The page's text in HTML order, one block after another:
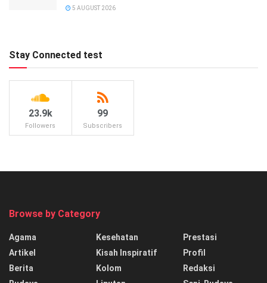
5 AUGUST 2026
Stay Connected test
23.9k
Followers
99
Subscribers
Browse by Category
Agama
Artikel
Berita
Kesehatan
Kisah Inspiratif
Kolom
Prestasi
Profil
Redaksi